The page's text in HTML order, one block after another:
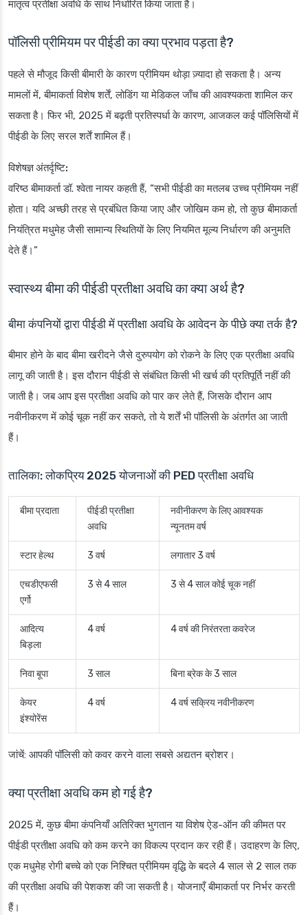
मातृत्व प्रतीक्षा अवधि के साथ निर्धारित किया जाता है।
पॉलिसी प्रीमियम पर पीईडी का क्या प्रभाव पड़ता है?
पहले से मौजूद किसी बीमारी के कारण प्रीमियम थोड़ा ज़्यादा हो सकता है। अन्य
मामलों में, बीमाकर्ता विशेष शर्तें, लोडिंग या मेडिकल जाँच की आवश्यकता शामिल कर
सकता है। फिर भी, 2025 में बढ़ती प्रतिस्पर्धा के कारण, आजकल कई पॉलिसियों में
पीईडी के लिए सरल शर्तें शामिल हैं।
विशेषज्ञ अंतर्दृष्टि:
वरिष्ठ बीमाकर्ता डॉ. श्वेता नायर कहती हैं, “सभी पीईडी का मतलब उच्च प्रीमियम नहीं
होता। यदि अच्छी तरह से प्रबंधित किया जाए और जोखिम कम हो, तो कुछ बीमाकर्ता
नियंत्रित मधुमेह जैसी सामान्य स्थितियों के लिए नियमित मूल्य निर्धारण की अनुमति
देते हैं।”
स्वास्थ्य बीमा की पीईडी प्रतीक्षा अवधि का क्या अर्थ है?
बीमा कंपनियों द्वारा पीईडी में प्रतीक्षा अवधि के आवेदन के पीछे क्या तर्क है?
बीमार होने के बाद बीमा खरीदने जैसे दुरुपयोग को रोकने के लिए एक प्रतीक्षा अवधि
लागू की जाती है। इस दौरान पीईडी से संबंधित किसी भी खर्च की प्रतिपूर्ति नहीं की
जाती है। जब आप इस प्रतीक्षा अवधि को पार कर लेते हैं, जिसके दौरान आप
नवीनीकरण में कोई चूक नहीं कर सकते, तो ये शर्तें भी पॉलिसी के अंतर्गत आ जाती
हैं।
तालिका: लोकप्रिय 2025 योजनाओं की PED प्रतीक्षा अवधि
बीमा प्रदाता
पीईडी प्रतीक्षा
अवधि
नवीनीकरण के लिए आवश्यक
न्यूनतम वर्ष
स्टार हेल्थ 3 वर्ष लगातार 3 वर्ष
एचडीएफसी
एर्गो
3 से 4 साल 3 से 4 साल कोई चूक नहीं
आदित्य
बिड़ला
4 वर्ष 4 वर्ष की निरंतरता कवरेज
निवा बूपा 3 साल बिना ब्रेक के 3 साल
केयर
इंश्योरेंस
4 वर्ष 4 वर्ष सक्रिय नवीनीकरण
जांचें: आपकी पॉलिसी को कवर करने वाला सबसे अद्यतन ब्रोशर।
क्या प्रतीक्षा अवधि कम हो गई है?
2025 में, कुछ बीमा कंपनियाँ अतिरिक्त भुगतान या विशेष ऐड-ऑन की कीमत पर
पीईडी प्रतीक्षा अवधि को कम करने का विकल्प प्रदान कर रही हैं। उदाहरण के लिए,
एक मधुमेह रोगी बच्चे को एक निश्चित प्रीमियम वृद्धि के बदले 4 साल से 2 साल तक
की प्रतीक्षा अवधि की पेशकश की जा सकती है। योजनाएँ बीमाकर्ता पर निर्भर करती
हैं।